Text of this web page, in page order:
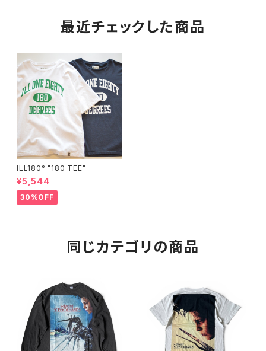
最近チェックした商品
ILL180° "180 TEE"
¥5,544
30%OFF
同じカテゴリの商品